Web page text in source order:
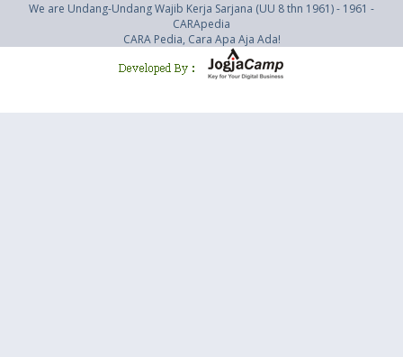
We are Undang-Undang Wajib Kerja Sarjana (UU 8 thn 1961) - 1961 -
CARApedia
CARA Pedia, Cara Apa Aja Ada!